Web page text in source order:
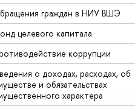
граждан в НИУ ВШЭ
целевого капитала
коррупции
о доходах, расходах, об
и обязательствах
характера